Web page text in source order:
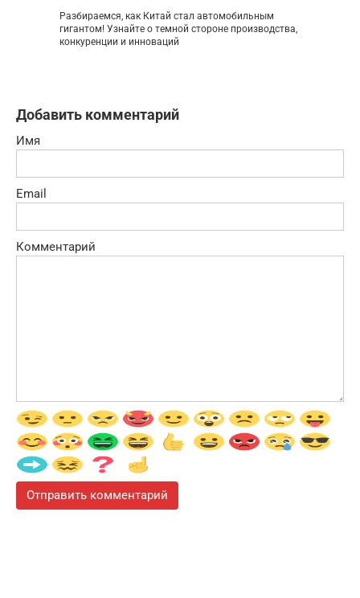
Разбираемся, как Китай стал автомобильным
гигантом! Узнайте о темной стороне производства,
конкуренции и инноваций
Добавить комментарий
Имя
Email
Комментарий